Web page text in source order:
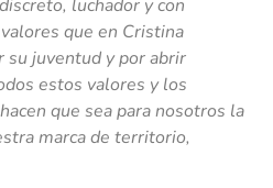
luchador y con
que en Cristina
su juventud y por abrir
estos valores y los
que sea para nosotros la
marca de territorio,